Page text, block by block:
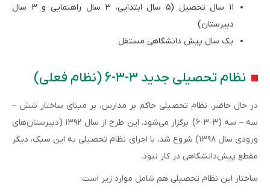
۱۱ سال تحصیل (۵ سال ابتدایی، ۳ سال راهنمایی و ۳ سال
دبیرستان)
یک سال پیش دانشگاهی مستقل
نظام تحصیلی جدید ۳-۳-۶ (نظام فعلی)
در حال حاضر، نظام تحصیلی حاکم بر مدارس، بر مبنای ساختار شش –
سه – سه (۳-۳-۶) برگزار می‌شود. این طرح از سال ۱۳۹۲ (دبیرستان‌های
ورودی سال ۱۳۹۸) شروع شد. با اجرای نظام تحصیلی به این سبک‌، دیگر
مقطع پیش‌دانشگاهی در کار نبود.
ساختار این نظام تحصیلی هم شامل موارد زیر است: